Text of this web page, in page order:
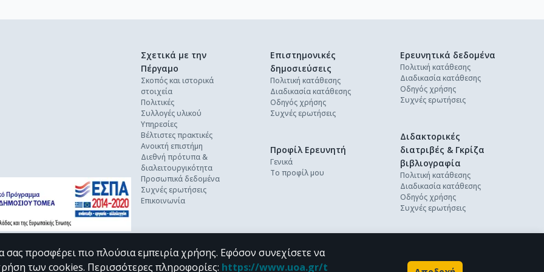
Σχετικά με την
Πέργαμο
Σκοπός και ιστορικά
στοιχεία
Πολιτικές
Συλλογές υλικού
Υπηρεσίες
Βέλτιστες πρακτικές
Ανοικτή επιστήμη
Διεθνή πρότυπα &
διαλειτουργικότητα
Προσωπικά δεδομένα
Συχνές ερωτήσεις
Επικοινωνία
Επιστημονικές
δημοσιεύσεις
Πολιτική κατάθεσης
Διαδικασία κατάθεσης
Οδηγός χρήσης
Συχνές ερωτήσεις
Ερευνητικά δεδομένα
Πολιτική κατάθεσης
Διαδικασία κατάθεσης
Οδηγός χρήσης
Συχνές ερωτήσεις
Διδακτορικές
διατριβές & Γκρίζα
βιβλιογραφία
Πολιτική κατάθεσης
Διαδικασία κατάθεσης
Οδηγός χρήσης
Συχνές ερωτήσεις
Προφίλ Ερευνητή
Γενικά
Το προφίλ μου
προσφέρει πιο πλούσια εμπειρία χρήσης. Εφόσον συνεχίσετε να
των cookies. Περισσότερες πληροφορίες: https://www.uoa.gr/t